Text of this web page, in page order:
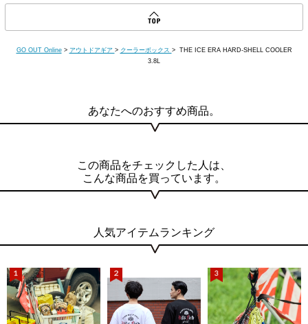
GO OUT Online > アウトドアギア > クーラーボックス > THE ICE ERA HARD-SHELL COOLER
3.8L
あなたへのおすすめ商品。
この商品をチェックした人は、
こんな商品を買っています。
人気アイテムランキング